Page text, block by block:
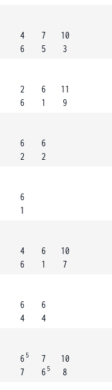
4
6
7
5
10
3
2
6
6
1
11
9
6
2
6
2
6
1
4
6
6
1
10
7
6
4
6
4
6 5
7
7
6 5
10
8